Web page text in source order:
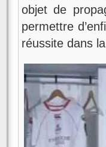
objet de
permettre
réussite dans